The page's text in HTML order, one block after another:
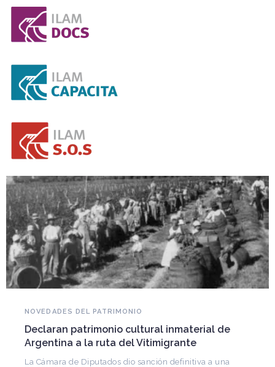
NOVEDADES DEL PATRIMONIO
Declaran patrimonio cultural inmaterial de
Argentina a la ruta del Vitimigrante
La Cámara de Diputados dio sanción definitiva a una